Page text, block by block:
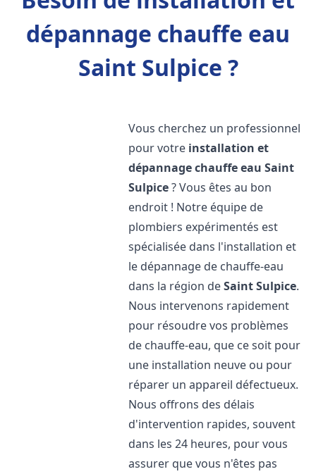
dépannage chauffe eau
Saint Sulpice ?
Vous cherchez un professionnel
pour votre installation et
dépannage chauffe eau Saint
Sulpice? Vous êtes au bon
endroit ! Notre équipe de
plombiers expérimentés est
spécialisée dans l'installation et
le dépannage de chauffe-eau
dans la région deSaint Sulpice.
Nous intervenons rapidement
pour résoudre vos problèmes
de chauffe-eau, que ce soit pour
une installation neuve ou pour
réparer un appareil défectueux.
Nous offrons des délais
d'intervention rapides, souvent
dans les 24 heures, pour vous
assurer que vous n'êtes pas